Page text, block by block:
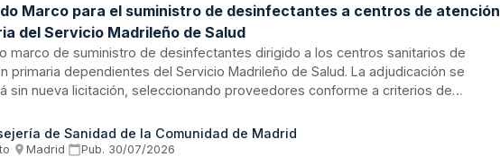
Marco para el suministro de desinfectantes a centros de atención
del Servicio Madrileño de Salud
marco de suministro de desinfectantes dirigido a los centros sanitarios de
primaria dependientes del Servicio Madrileño de Salud. La adjudicación se
sin nueva licitación, seleccionando proveedores conforme a criterios de
justificadas. El suministro debe ser permanente, continuo e ininterrumpido según
de la institución sanitaria.
de Sanidad de la Comunidad de Madrid
· Madrid· Pub. 30/07/2026